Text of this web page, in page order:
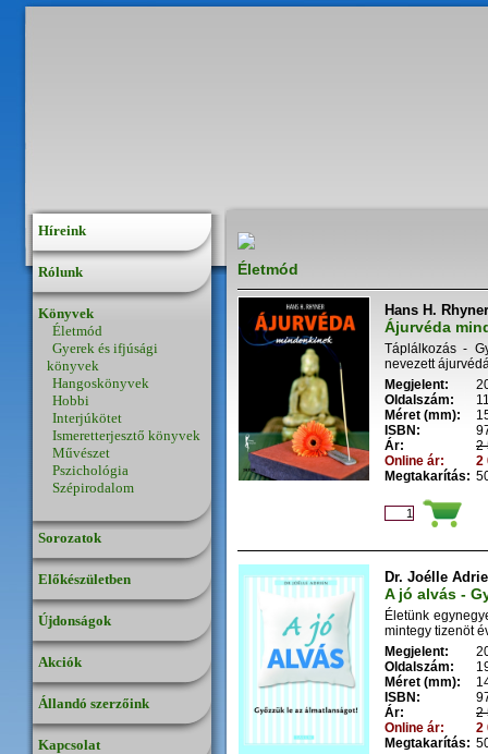
Híreink
Rólunk
Könyvek
Életmód
Gyerek és ifjúsági
könyvek
Hangoskönyvek
Hobbi
Interjúkötet
Ismeretterjesztő könyvek
Művészet
Pszichológia
Szépirodalom
Sorozatok
Előkészületben
Újdonságok
Akciók
Állandó szerzőink
Kapcsolat
Életmód
Hans H. Rhyner
Ájurvéda
Táplálkozás -
nevezett
Megjelent:
Oldalszám:
Méret (mm):
ISBN:
Ár:
2
Online ár:
2
Megtakarítás:
Dr. Joélle
A jó alvás -
Életünk
mintegy tizenöt
Megjelent:
Oldalszám:
Méret (mm):
ISBN:
Ár:
2
Online ár:
2
Megtakarítás: